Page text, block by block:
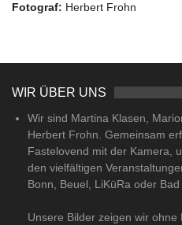
Fotograf: Herbert Frohn
WIR ÜBER UNS
Wir sind Martina Klasen,
Herbert Frohn. Gemeinsam
Fastelovend mit der Kamera,
den vielfältigen
Bonn, Beuel, LiKüRa oder
Unsere Bilder zeigen wir